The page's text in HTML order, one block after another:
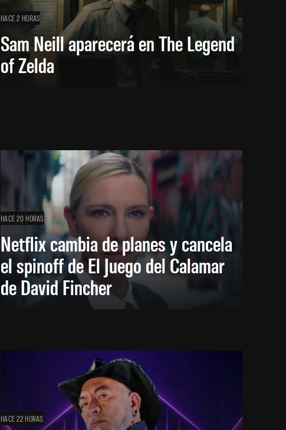
HACE 2 HORAS
Sam Neill aparecerá en The Legend
of Zelda
HACE 20 HORAS
Netflix cambia de planes y cancela
el spinoff de El Juego del Calamar
de David Fincher
HACE 22 HORAS